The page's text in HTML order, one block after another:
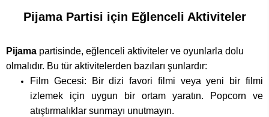
Pijama Partisi için Eğlenceli Aktiviteler
Pijama partisinde, eğlenceli aktiviteler ve oyunlarla dolu
olmalıdır. Bu tür aktivitelerden bazıları şunlardır:
Film Gecesi: Bir dizi favori filmi veya yeni bir filmi
izlemek için uygun bir ortam yaratın. Popcorn ve
atıştırmalıklar sunmayı unutmayın.